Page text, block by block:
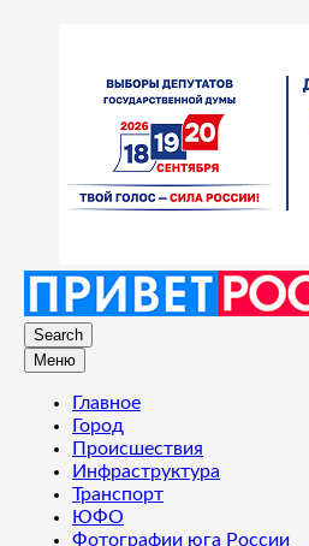
Search
Меню
Главное
Город
Происшествия
Инфраструктура
Транспорт
ЮФО
Фотографии юга России